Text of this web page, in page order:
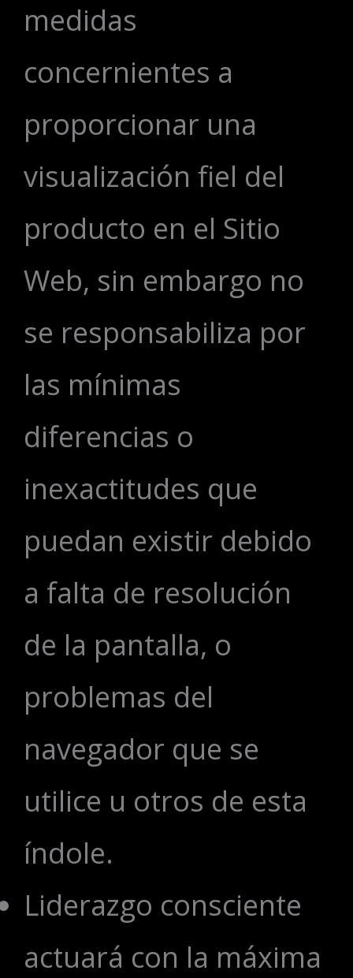
medidas
concernientes a
proporcionar una
visualización fiel del
producto en el Sitio
Web, sin embargo no
se responsabiliza por
las mínimas
diferencias o
inexactitudes que
puedan existir debido
a falta de resolución
de la pantalla, o
problemas del
navegador que se
utilice u otros de esta
índole.
Liderazgo consciente
actuará con la máxima